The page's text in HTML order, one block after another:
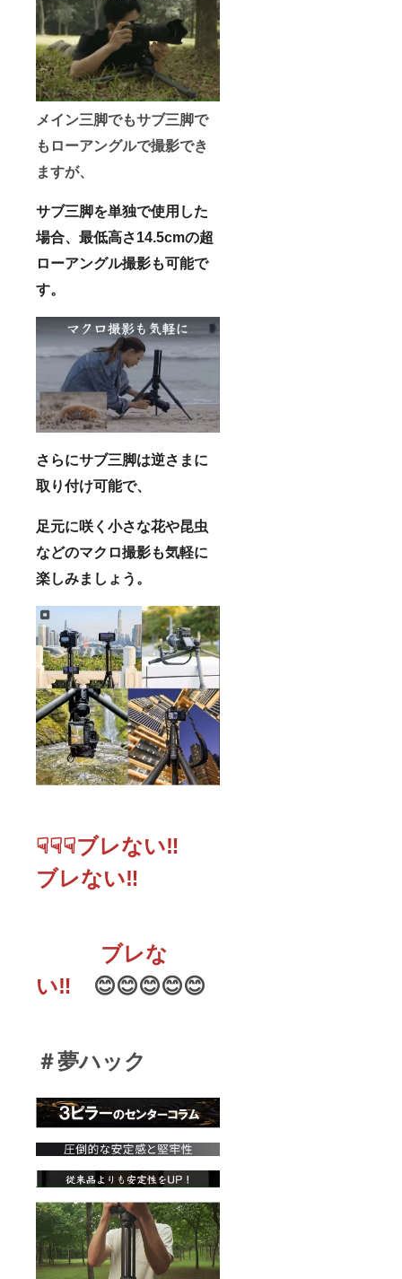
メイン三脚でもサブ三脚で
もローアングルで撮影でき
ますが、
サブ三脚を単独で使用した
場合、最低高さ14.5cmの超
ローアングル撮影も可能で
す。
さらにサブ三脚は逆さまに
取り付け可能で、
足元に咲く小さな花や昆虫
などのマクロ撮影も気軽に
楽しみましょう。
☟☟☟ブレない‼
ブレない‼
ブレな
い‼ 😊😊😊😊😊
＃夢ハック